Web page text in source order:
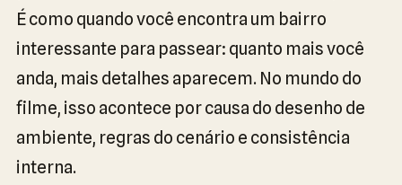
É como quando você encontra um bairro
interessante para passear: quanto mais você
anda, mais detalhes aparecem. No mundo do
filme, isso acontece por causa do desenho de
ambiente, regras do cenário e consistência
interna.